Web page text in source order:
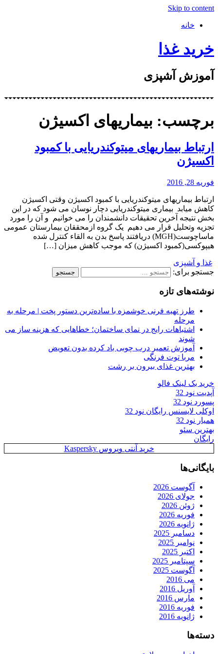
Skip to content
خانه
خرید غذا
آموزش آشپزی
برچسب: بیماریهای اکسیژن
ارتباط بیماریهای میتوکندریایی با کمبود
اکسیژن
فوریه 28, 2016
ارتباط بیماریهای میتوکندریایی با کمبود اکسیژن وقتی اکسیژن
کاهش میابد بیماری میتوکندریایی دچار نوسان می شود که در این
بخش نتیجه آخرین تحقیقات دانشمندان را می خوانیم و آن را مورد
تجزیه وتحلیل قرار می دهیم یک گروه ازمحققان بیمارستان عمومی
ماساچوست(MGH) دریافتند پاسخ بدن به القاء کنترل شده
هیپوکسی(کمبود اکسیژن) که موجب کاهش میزان […]
غذا و آشپزی
جستجو برای:
نوشته‌های تازه
طرز تهیه فرنی خوشمزه با ساده‌ترین دستور پخت | مرحله به
مرحله
اشتباهات رایج در نمای ساختمان؛ خطاهایی که هزینه ساز می
شوند
آموزش تعمیر درب چوبی باد کرده بدون تعویض
مربا توت فرنگی
بهترین غذای بیرون بر رشت
خرید بک لینک فالو
آپدیت نود 32
پسورد نود 32
اوکلی لایسنس رایگان نود 32
همیار نود 32
بهترین سئو
رایگان
خرید آنتی ویروس Kaspersky
بایگانی‌ها
آگوست 2026
جولای 2026
ژوئن 2026
فوریه 2026
ژانویه 2026
دسامبر 2025
نوامبر 2025
اکتبر 2025
سپتامبر 2025
آگوست 2025
می 2016
آوریل 2016
مارس 2016
فوریه 2016
ژانویه 2016
دسته‌ها